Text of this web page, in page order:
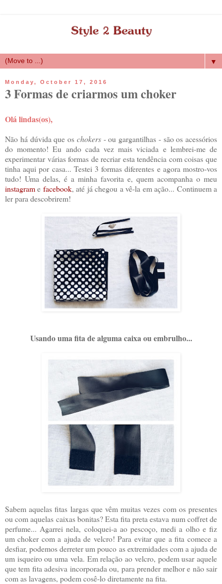
▼
Monday, October 17, 2016
3 Formas de criarmos um choker
Olá lindas(os),
Não há dúvida que os chokers- ou gargantilhas - são os acessórios
do momento! Eu ando cada vez mais viciada e lembrei-me de
experimentar várias formas de recriar esta tendência com coisas que
tinha aqui por casa... Testei 3 formas diferentes e agora mostro-vos
tudo! Uma delas, é a minha favorita e, quem acompanha o meu
instagrame facebook, até já chegou a vê-la em ação... Continuem a
ler para descobrirem!
Usando uma fita de alguma caixa ou embrulho...
Sabem aquelas fitas largas que vêm muitas vezes com os presentes
ou com aquelas caixas bonitas? Esta fita preta estava num coffret de
perfume... Agarrei nela, coloquei-a ao pescoço, medi a olho e fiz
um choker com a ajuda de velcro! Para evitar que a fita comece a
desfiar, podemos derreter um pouco as extremidades com a ajuda de
um isqueiro ou uma vela. Em relação ao velcro, podem usar aquele
que tem fita adesiva incorporada ou, para prender melhor e não sair
com as lavagens, podem cosê-lo diretamente na fita.